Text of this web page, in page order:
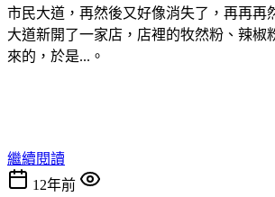
市民大道，再然後又好像消失了，再再再
大道新開了一家店，店裡的牧然粉、辣椒
來的，於是...。
繼續閱讀
12年前